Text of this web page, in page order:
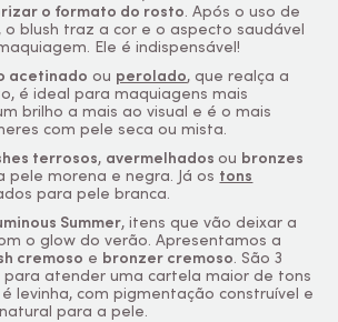
o formato do rosto. Após o uso de
, oblush traz a cor e o aspecto saudável
Ele é indispensável!
acetinado ou perolado, que realça a
é ideal para maquiagens mais
brilho a mais ao visual e é o mais
com pele seca ou mista.
terrosos, avermelhadosou bronzes
pele morena e negra. Já os tons
para pele branca.
Summer, itens que vão deixar a
oglow do verão. Apresentamos a
cremoso e bronzer cremoso. São 3
para atender uma cartela maior de tons
levinha, com pigmentação construível e
natural para a pele.